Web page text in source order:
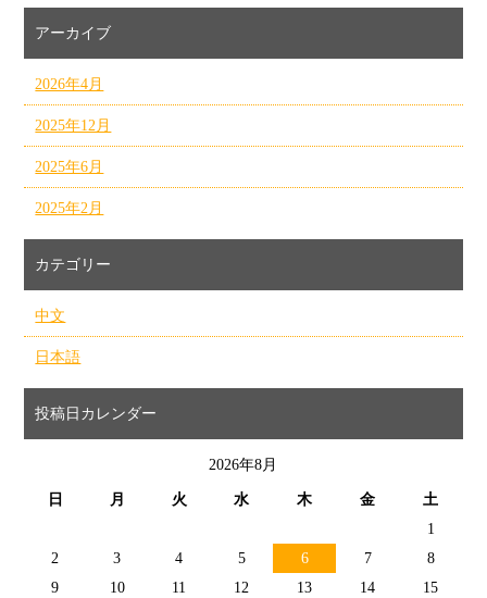
アーカイブ
2026年4月
2025年12月
2025年6月
2025年2月
カテゴリー
中文
日本語
投稿日カレンダー
2026年8月
日 月 火 水 木 金
土
1
2
3 4 5 6 7
8
9
10 11 12 13 14 15